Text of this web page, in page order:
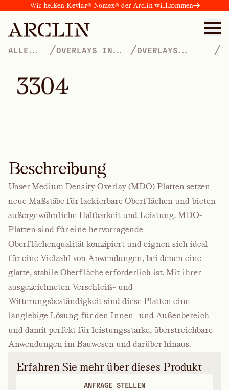
Wir heißen Kevlar® Nomex® der Arclin willkommen
ALLE
/OVERLAYS IN
/OVERLAYS
/
3304
Beschreibung
Unser Medium Density Overlay (MDO) Platten setzen
neue Maßstäbe für lackierbare Oberflächen und bieten
außergewöhnliche Haltbarkeit und Leistung. MDO-
Platten sind für eine hervorragende
Oberflächenqualität konzipiert und eignen sich ideal
für eine Vielzahl von Anwendungen, bei denen eine
glatte, stabile Oberfläche erforderlich ist. Mit ihrer
ausgezeichneten Verschleiß- und
Witterungsbeständigkeit sind diese Platten eine
langlebige Lösung für den Innen- und Außenbereich
und damit perfekt für leistungsstarke, überstreichbare
Anwendungen im Bauwesen und darüber hinaus.
Erfahren Sie mehr über dieses Produkt
ANFRAGE STELLEN